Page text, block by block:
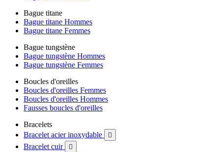
Bague titane
Bague titane Hommes
Bague titane Femmes
Bague tungstène
Bague tungstène Hommes
Bague tungstène Femmes
Boucles d'oreilles
Boucles d'oreilles Femmes
Boucles d'oreilles Hommes
Fausses boucles d'oreilles
Bracelets
Bracelet acier inoxydable

Bracelet cuir 